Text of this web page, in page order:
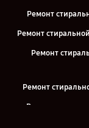
Ремонт
Ремонт
Ремонт
Ремонт
Ремонт